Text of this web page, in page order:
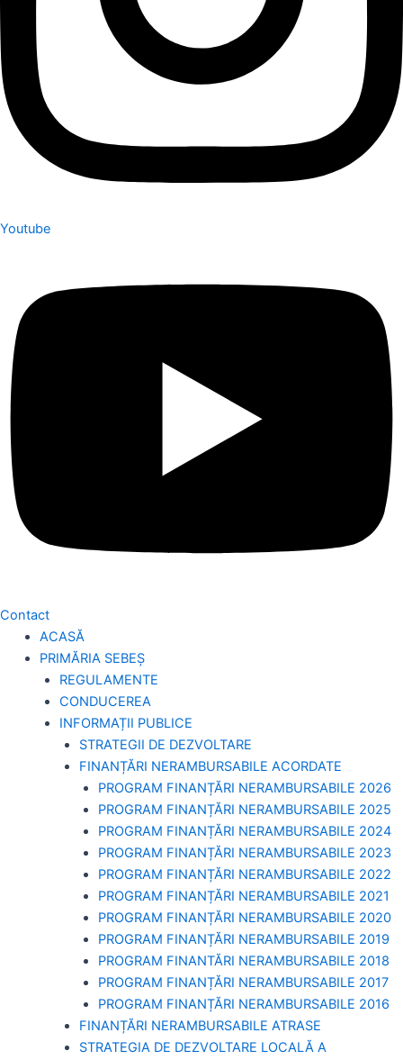
Youtube
Contact
ACASĂ
PRIMĂRIA SEBEȘ
REGULAMENTE
CONDUCEREA
INFORMAȚII PUBLICE
STRATEGII DE DEZVOLTARE
FINANȚĂRI NERAMBURSABILE ACORDATE
PROGRAM FINANȚĂRI NERAMBURSABILE 2026
PROGRAM FINANȚĂRI NERAMBURSABILE 2025
PROGRAM FINANȚĂRI NERAMBURSABILE 2024
PROGRAM FINANȚĂRI NERAMBURSABILE 2023
PROGRAM FINANȚĂRI NERAMBURSABILE 2022
PROGRAM FINANȚĂRI NERAMBURSABILE 2021
PROGRAM FINANȚĂRI NERAMBURSABILE 2020
PROGRAM FINANȚĂRI NERAMBURSABILE 2019
PROGRAM FINANTĂRI NERAMBURSABILE 2018
PROGRAM FINANȚĂRI NERAMBURSABILE 2017
PROGRAM FINANȚĂRI NERAMBURSABILE 2016
FINANȚĂRI NERAMBURSABILE ATRASE
STRATEGIA DE DEZVOLTARE LOCALĂ A